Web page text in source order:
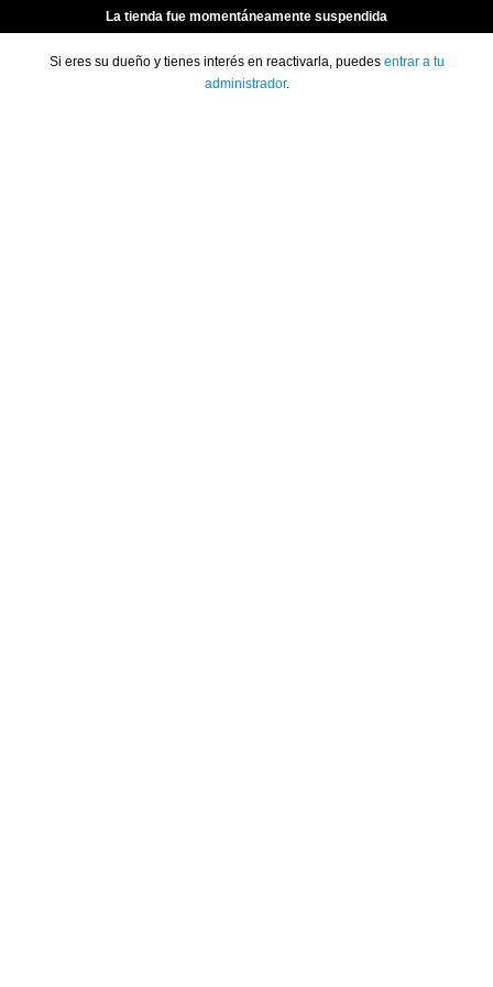
La tienda fue momentáneamente suspendida
Si eres su dueño y tienes interés en reactivarla, puedes entrar a tu
administrador.